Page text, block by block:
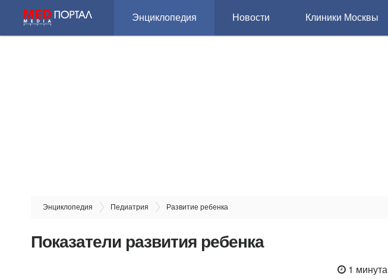
Энциклопедия Новости Клиники Москвы
Энциклопедия Педиатрия Развитие ребенка
Показатели развития ребенка
1 минута